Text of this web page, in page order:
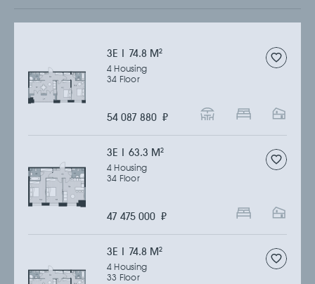
3Е | 74.8 M2
4 Housing
34 Floor
54 087 880 ₽
3Е | 63.3 M2
4 Housing
34 Floor
47 475 000 ₽
3Е | 74.8 M2
4 Housing
33 Floor